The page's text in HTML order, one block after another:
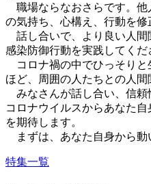
職場ならなおさらです。
の気持ち、心構え、行動を修
話し合いで、より良い人
感染防御行動を実践してくだ
コロナ禍の中でひっそり
ほど、周囲の人たちとの人間
みなさんが話し合い、信
コロナウイルスからあなた
を期待します。
まずは、あなた自身から動
特集一覧